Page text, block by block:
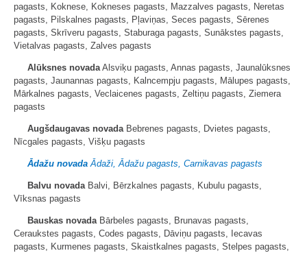
pagasts, Koknese, Kokneses pagasts, Mazzalves pagasts, Neretas
pagasts, Pilskalnes pagasts, Pļaviņas, Seces pagasts, Sērenes
pagasts, Skrīveru pagasts, Staburaga pagasts, Sunākstes pagasts,
Vietalvas pagasts, Zalves pagasts
Alūksnes novada Alsviķu pagasts, Annas pagasts, Jaunalūksnes
pagasts, Jaunannas pagasts, Kalncempju pagasts, Mālupes pagasts,
Mārkalnes pagasts, Veclaicenes pagasts, Zeltiņu pagasts, Ziemera
pagasts
Augšdaugavas novada Bebrenes pagasts, Dvietes pagasts,
Nīcgales pagasts, Višķu pagasts
Ādažu novada Ādaži, Ādažu pagasts, Carnikavas pagasts
Balvu novada Balvi, Bērzkalnes pagasts, Kubulu pagasts,
Vīksnas pagasts
Bauskas novada Bārbeles pagasts, Brunavas pagasts,
Ceraukstes pagasts, Codes pagasts, Dāviņu pagasts, Iecavas
pagasts, Kurmenes pagasts, Skaistkalnes pagasts, Stelpes pagasts,